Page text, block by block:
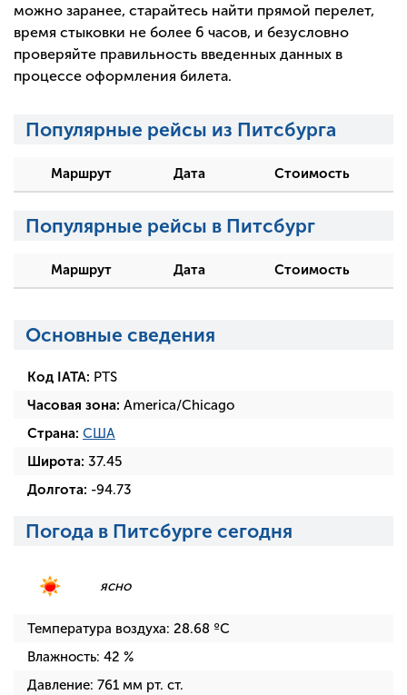
можно заранее, старайтесь найти прямой перелет,
время стыковки не более 6 часов, и безусловно
проверяйте правильность введенных данных в
процессе оформления билета.
Популярные рейсы из Питсбурга
Маршрут Дата Стоимость
Популярные рейсы в Питсбург
Маршрут Дата Стоимость
Основные сведения
Код IATA: PTS
Часовая зона: America/Chicago
Страна: США
Широта: 37.45
Долгота: -94.73
Погода в Питсбурге сегодня
ясно
Температура воздуха: 28.68 ºC
Влажность: 42 %
Давление: 761 мм рт. ст.